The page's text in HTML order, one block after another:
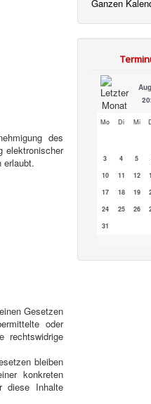
des
elektronischer
erlaubt.
Gesetzen
oder
rechtswidrige
bleiben
konkreten
diese Inhalte
Ganzen
Mo Di Mi
3
4 5
10
11 12
17
18 19
24
25 26
31